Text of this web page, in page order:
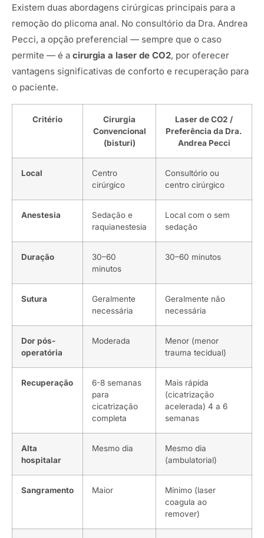
Existem duas abordagens cirúrgicas principais para a
remoção do plicoma anal. No consultório da Dra. Andrea
Pecci, a opção preferencial — sempre que o caso
permite — é a cirurgia a laser de CO2, por oferecer
vantagens significativas de conforto e recuperação para
o paciente.
Critério
Cirurgia
Convencional
(bisturi)
Laser de CO2 /
Preferência da Dra.
Andrea Pecci
Local
Centro
cirúrgico
Consultório ou
centro cirúrgico
Anestesia
Sedação e
raquianestesia
Local com o sem
sedação
Duração
30–60
minutos
30–60 minutos
Sutura
Geralmente
necessária
Geralmente não
necessária
Dor pós-
operatória
Moderada
Menor (menor
trauma tecidual)
Recuperação
6-8 semanas
para
cicatrização
completa
Mais rápida
(cicatrização
acelerada) 4 a 6
semanas
Alta
hospitalar
Mesmo dia
Mesmo dia
(ambulatorial)
Sangramento Maior
Mínimo (laser
coagula ao
remover)